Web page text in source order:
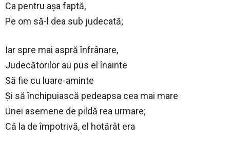
Ca pentru așa faptă,
Pe om să-l dea sub judecată;
Iar spre mai aspră înfrânare,
Judecătorilor au pus el înainte
Să fie cu luare-aminte
Și să închipuiască pedeapsa cea mai mare
Unei asemene de pildă rea urmare;
Că la de împotrivă, el hotărât era